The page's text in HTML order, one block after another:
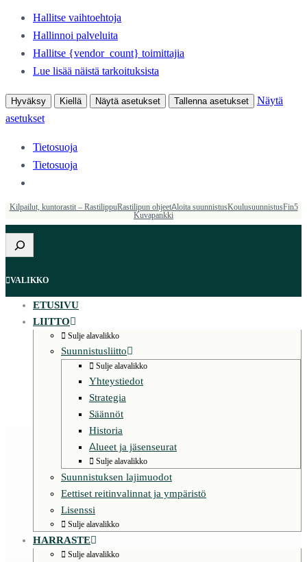
Hallitse vaihtoehtoja
Hallinnoi palveluita
Hallitse {vendor_count} toimittajia
Lue lisää näistä tarkoituksista
Hyväksy Kiellä Näytä asetukset Tallenna asetukset
Näytä
asetukset
Tietosuoja
Tietosuoja
Kilpailut, kuntorastit – RastilippuRastilipun ohjeetAloita suunnistusKoulusuunnistusFin5
Kuvapankki
Etsi
VALIKKO
ETUSIVU
LIITTO
Sulje alavalikko
Suunnistusliitto
Sulje alavalikko
Yhteystiedot
Strategia
Säännöt
Historia
Alueet ja jäsenseurat
Sulje alavalikko
Suunnistuksen lajimuodot
Eettiset reitinvalinnat ja ympäristö
Lisenssi
Sulje alavalikko
HARRASTE
Sulje alavalikko